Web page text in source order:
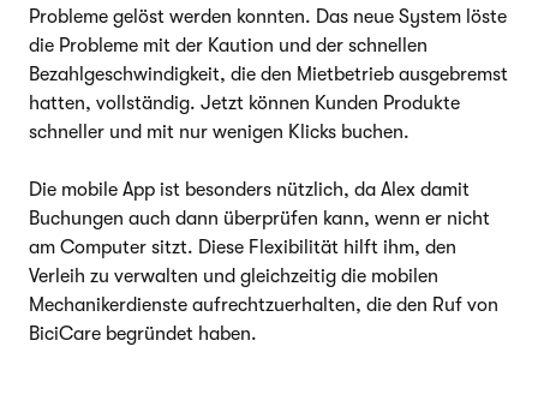
Probleme gelöst werden konnten. Das neue System löste
die Probleme mit der Kaution und der schnellen
Bezahlgeschwindigkeit, die den Mietbetrieb ausgebremst
hatten, vollständig. Jetzt können Kunden Produkte
schneller und mit nur wenigen Klicks buchen.
Die mobile App ist besonders nützlich, da Alex damit
Buchungen auch dann überprüfen kann, wenn er nicht
am Computer sitzt. Diese Flexibilität hilft ihm, den
Verleih zu verwalten und gleichzeitig die mobilen
Mechanikerdienste aufrechtzuerhalten, die den Ruf von
BiciCare begründet haben.